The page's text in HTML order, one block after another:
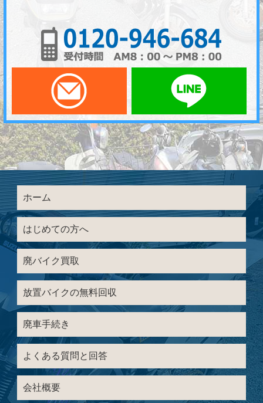
メールでお問い合わせ
ホーム
はじめての方へ
廃バイク買取
放置バイクの無料回収
廃車手続き
よくある質問と回答
会社概要